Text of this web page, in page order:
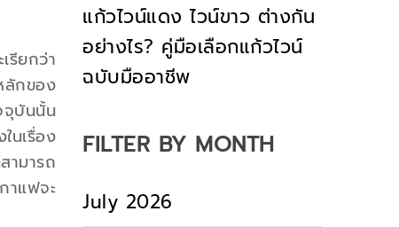
ยกว่า
กของ
จุบันนั้น
นเรื่อง
มารถ
แฟจะ
แก้วไวน์แดง ไวน์ขาว ต่างกัน
อย่างไร? คู่มือเลือกแก้วไวน์
ฉบับมืออาชีพ
FILTER BY MONTH
July 2026